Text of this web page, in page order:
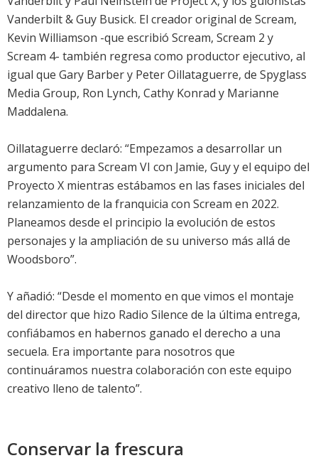
Vanderbilt & Guy Busick. El creador original de Scream,
Kevin Williamson -que escribió Scream, Scream 2 y
Scream 4- también regresa como productor ejecutivo, al
igual que Gary Barber y Peter Oillataguerre, de Spyglass
Media Group, Ron Lynch, Cathy Konrad y Marianne
Maddalena.
Oillataguerre declaró: “Empezamos a desarrollar un
argumento para Scream VI con Jamie, Guy y el equipo del
Proyecto X mientras estábamos en las fases iniciales del
relanzamiento de la franquicia con Scream en 2022.
Planeamos desde el principio la evolución de estos
personajes y la ampliación de su universo más allá de
Woodsboro”.
Y añadió: “Desde el momento en que vimos el montaje
del director que hizo Radio Silence de la última entrega,
confiábamos en habernos ganado el derecho a una
secuela. Era importante para nosotros que
continuáramos nuestra colaboración con este equipo
creativo lleno de talento”.
Conservar la frescura